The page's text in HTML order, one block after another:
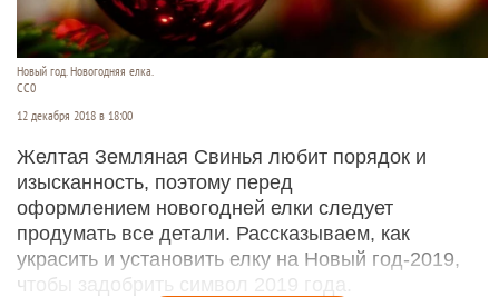
Новый год. Новогодняя елка.
СС0
12 декабря 2018 в 18:00
Желтая Земляная Свинья любит порядок и
изысканность, поэтому перед
оформлением новогодней елки следует
продумать все детали. Рассказываем, как
украсить и установить елку на Новый год-2019,
чтобы задобрить символ 2019 года.